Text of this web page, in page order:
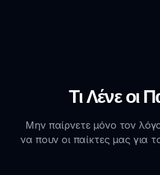
Τι Λένε οι
Μην παίρνετε μόνο τον
να πουν οι παίκτες μας για